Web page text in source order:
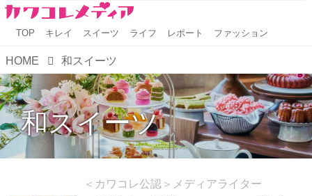
TOP キレイ スイーツ ライフ レポート ファッション
HOME 和スイーツ
和スイーツ
＜カワコレ公認＞メディアライター